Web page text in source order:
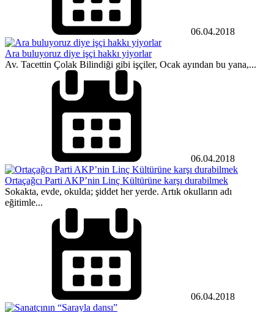
06.04.2018
Ara buluyoruz diye işçi hakkı yiyorlar
Av. Tacettin Çolak Bilindiği gibi işçiler, Ocak ayından bu yana,...
06.04.2018
Ortaçağcı Parti AKP’nin Linç Kültürüne karşı durabilmek
Sokakta, evde, okulda; şiddet her yerde. Artık okulların adı
eğitimle...
06.04.2018